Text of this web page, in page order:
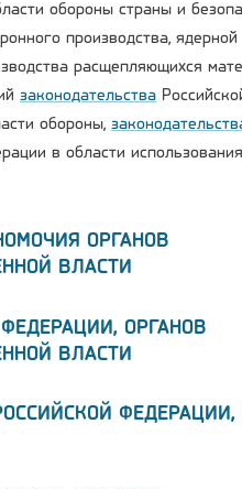
обороны страны и
производства, ядерной
расщепляющихся
законодательства
обороны,
в области
ОРГАНОВ
ВЛАСТИ
ОРГАНОВ
ВЛАСТИ
ФЕДЕРАЦИИ,